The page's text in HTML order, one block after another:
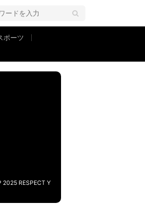
ポーツ
試合速報
RESPECT Y